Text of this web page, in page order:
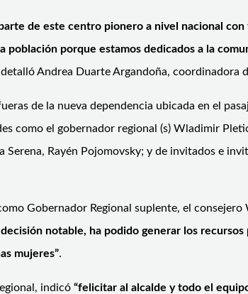
de este centro pionero a nivel nacional
población porque estamos dedicados a la
detalló Andrea Duarte Argandoña, coordinadora
de la nueva dependencia ubicada en el
como el gobernador regional (s) Wladimir
Serena, Rayén Pojomovsky; y de invitados e
Gobernador Regional suplente, el
notable, ha podido generar los
mujeres”.
indicó “felicitar al alcalde y todo el